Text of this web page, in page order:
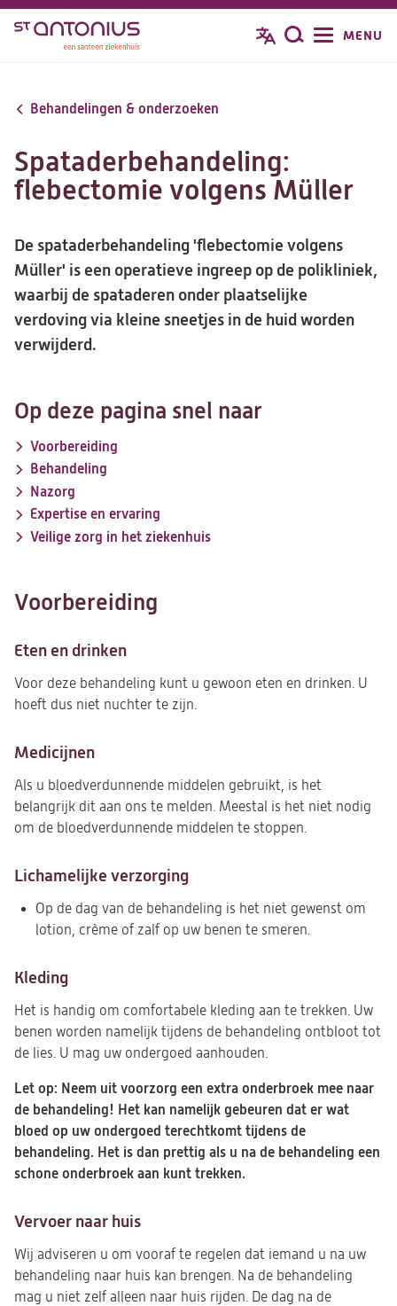
Overslaan
inhoud
Zoeken
MENU
Behandelingen & onderzoeken
Spataderbehandeling:
flebectomie volgens Müller
De spataderbehandeling 'flebectomie volgens
Müller' is een operatieve ingreep op de polikliniek,
waarbij de spataderen onder plaatselijke
verdoving via kleine sneetjes in de huid worden
verwijderd.
Op deze pagina snel naar
Voorbereiding
Behandeling
Nazorg
Expertise en ervaring
Veilige zorg in het ziekenhuis
Voorbereiding
Eten en drinken
Voor deze behandeling kunt u gewoon eten en drinken. U
hoeft dus niet nuchter te zijn.
Medicijnen
Als u bloedverdunnende middelen gebruikt, is het
belangrijk dit aan ons te melden. Meestal is het niet nodig
om de bloedverdunnende middelen te stoppen.
Lichamelijke verzorging
Op de dag van de behandeling is het niet gewenst om
lotion, crème of zalf op uw benen te smeren.
Kleding
Het is handig om comfortabele kleding aan te trekken. Uw
benen worden namelijk tijdens de behandeling ontbloot tot
de lies. U mag uw ondergoed aanhouden.
Let op: Neem uit voorzorg een extra onderbroek mee naar
de behandeling! Het kan namelijk gebeuren dat er wat
bloed op uw ondergoed terechtkomt tijdens de
behandeling. Het is dan prettig als u na de behandeling een
schone onderbroek aan kunt trekken.
Vervoer naar huis
Wij adviseren u om vooraf te regelen dat iemand u na uw
behandeling naar huis kan brengen. Na de behandeling
mag u niet zelf alleen naar huis rijden. De dag na de